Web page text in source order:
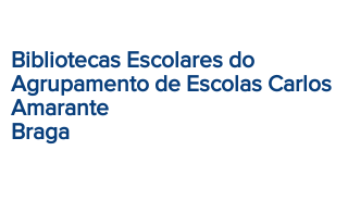
Bibliotecas Escolares do
Agrupamento de Escolas Carlos
Amarante
Braga